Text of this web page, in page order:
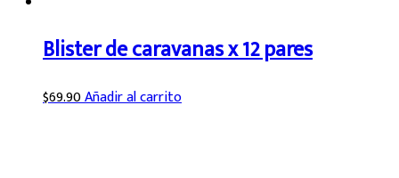
Blister de caravanas x 12 pares
$69.90Añadir al carrito